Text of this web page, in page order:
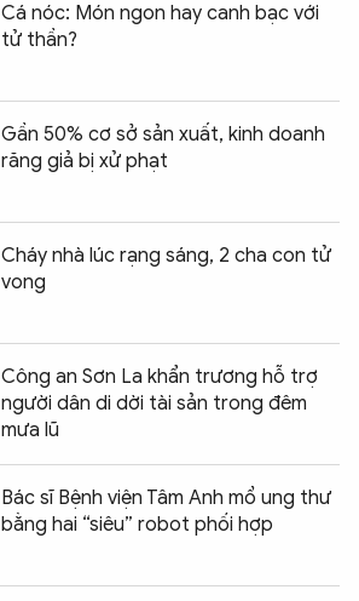
Cá nóc: Món ngon hay canh bạc với
tử thần?
Gần 50% cơ sở sản xuất, kinh doanh
răng giả bị xử phạt
Cháy nhà lúc rạng sáng, 2 cha con tử
vong
Công an Sơn La khẩn trương hỗ trợ
người dân di dời tài sản trong đêm
mưa lũ
Bác sĩ Bệnh viện Tâm Anh mổ ung thư
bằng hai “siêu” robot phối hợp